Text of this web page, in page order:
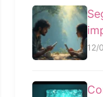
12/